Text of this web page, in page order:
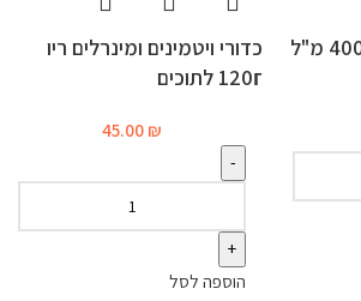
כדורי ויטמינים ומינרלים ריו
120г לתוכים
45.00 ₪
הוספה לסל